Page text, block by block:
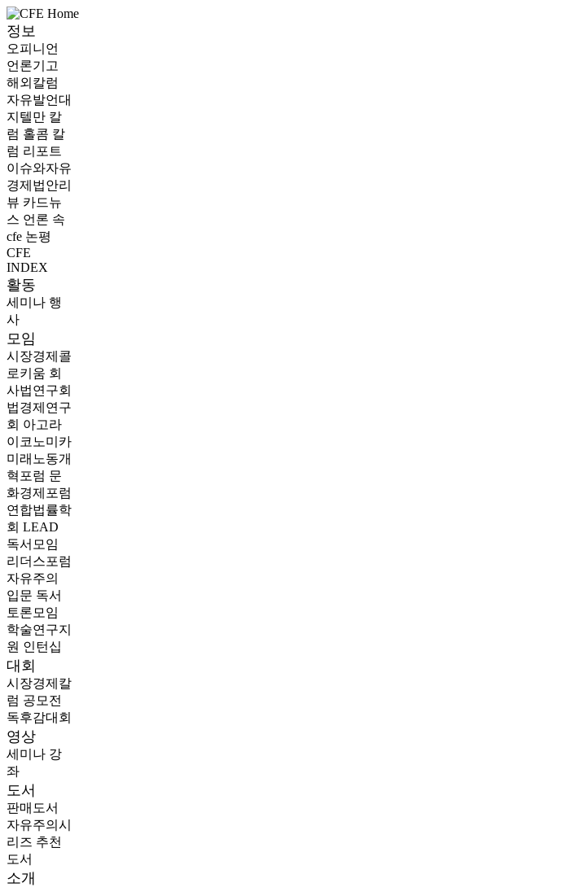
정보
오피니언
언론기고
해외칼럼
자유발언대
지텔만 칼
럼 홀콤 칼
럼 리포트
이슈와자유
경제법안리
뷰 카드뉴
스 언론 속
cfe 논평
CFE
INDEX
활동
세미나 행
사
모임
시장경제콜
로키움 회
사법연구회
법경제연구
회 아고라
이코노미카
미래노동개
혁포럼 문
화경제포럼
연합법률학
회 LEAD
독서모임
리더스포럼
자유주의
입문 독서
토론모임
학술연구지
원 인턴십
대회
시장경제칼
럼 공모전
독후감대회
영상
세미나 강
좌
도서
판매도서
자유주의시
리즈 추천
도서
소개